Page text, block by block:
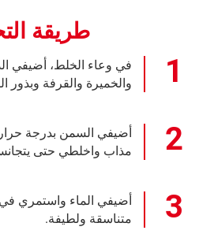
طريقة
في وعاء الخلط، أضيفي
والخميرة والقرفة
أضيفي السمن بدرجة
مذاب واخلطي حتى
أضيفي الماء واستمري
متناسقة ولطيفة.